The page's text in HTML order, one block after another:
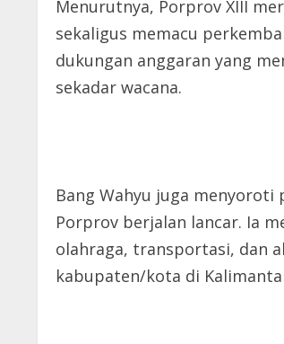
Menurutnya, Porprov XIII
sekaligus memacu
dukungan anggaran yang
sekadar wacana.
Bang Wahyu juga
Porprov berjalan lancar. Ia
olahraga, transportasi, dan
kabupaten/kota di